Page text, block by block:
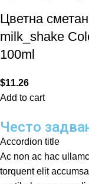
Цветна
milk_shake
100ml
$11.26
Add to cart
Често
Accordion title
Ac non ac hac
torquent elit